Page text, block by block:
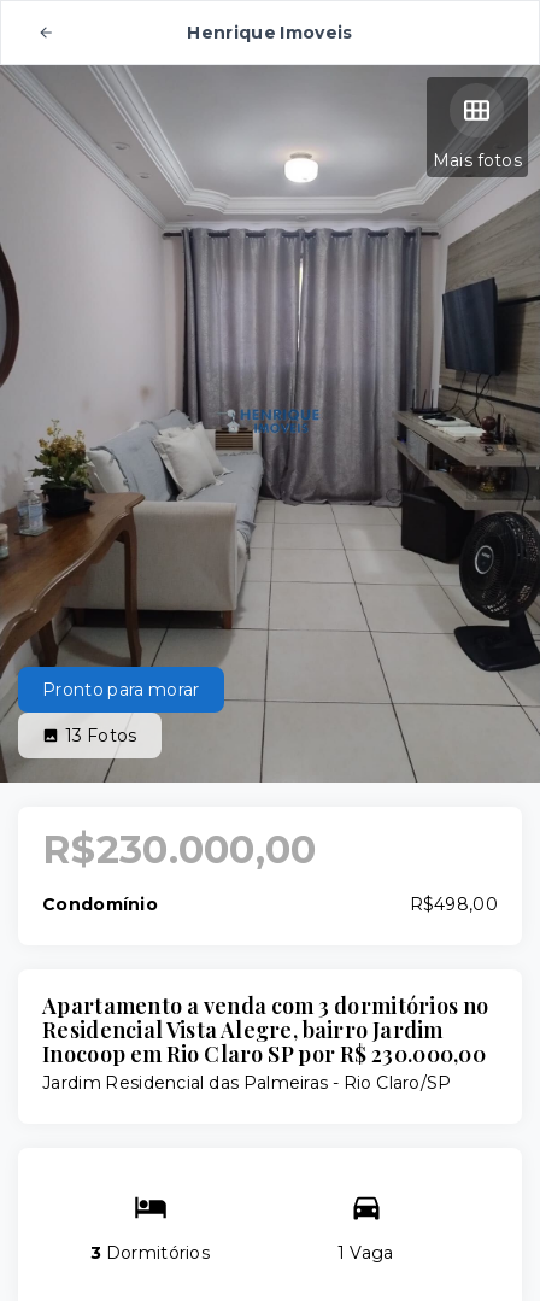
Henrique Imoveis
Mais fotos
Pronto para morar
13 Fotos
R$230.000,00
Condomínio R$498,00
Apartamento a venda com 3 dormitórios no
Residencial Vista Alegre, bairro Jardim
Inocoop em Rio Claro SP por R$ 230.000,00
Jardim Residencial das Palmeiras - Rio Claro/SP
3 Dormitórios 1 Vaga